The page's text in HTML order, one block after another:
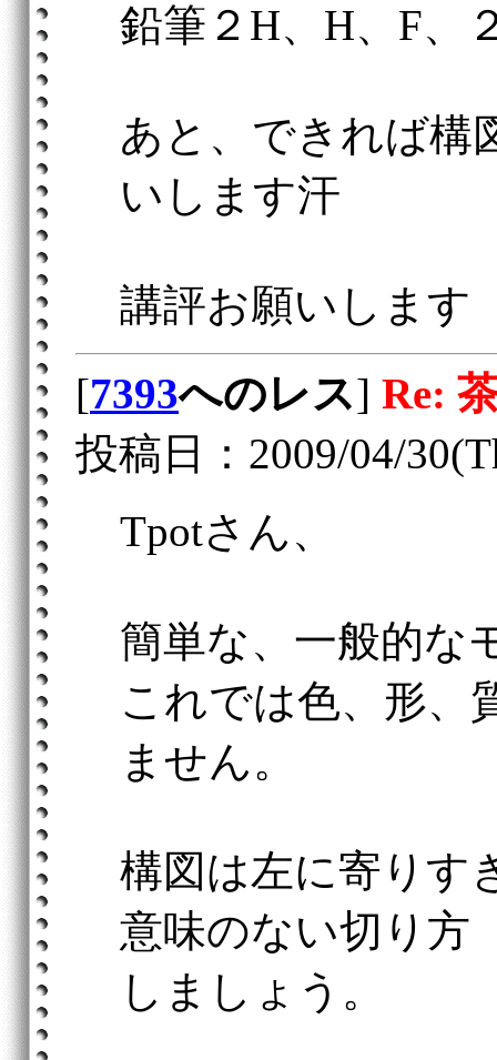
鉛筆２H、H、F、
あと、できれば構
いします汗
講評お願いします
[7393へのレス] Re:
投稿日：2009/04/
Tpotさん、
簡単な、一般的な
これでは色、形、
ません。
構図は左に寄りす
意味のない切り方
しましょう。